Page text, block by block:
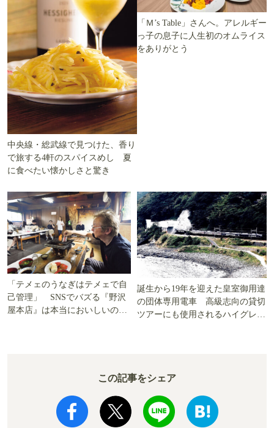
中央線・総武線で見つけた、香り
で旅する4軒のスパイスめし 夏
に食べたい懐かしさと驚き
「Ｍ’s Table」さんへ。アレルギー
っ子の息子に人生初のオムライス
をありがとう
「テメェのうなぎはテメェで自
己管理」 SNSでバズる『野沢
屋本店』は本当においしいの
誕生から19年を迎えた皇室御用達
の団体専用電車 高級志向の貸切
ツアーにも使用されるハイグレー
この記事をシェア